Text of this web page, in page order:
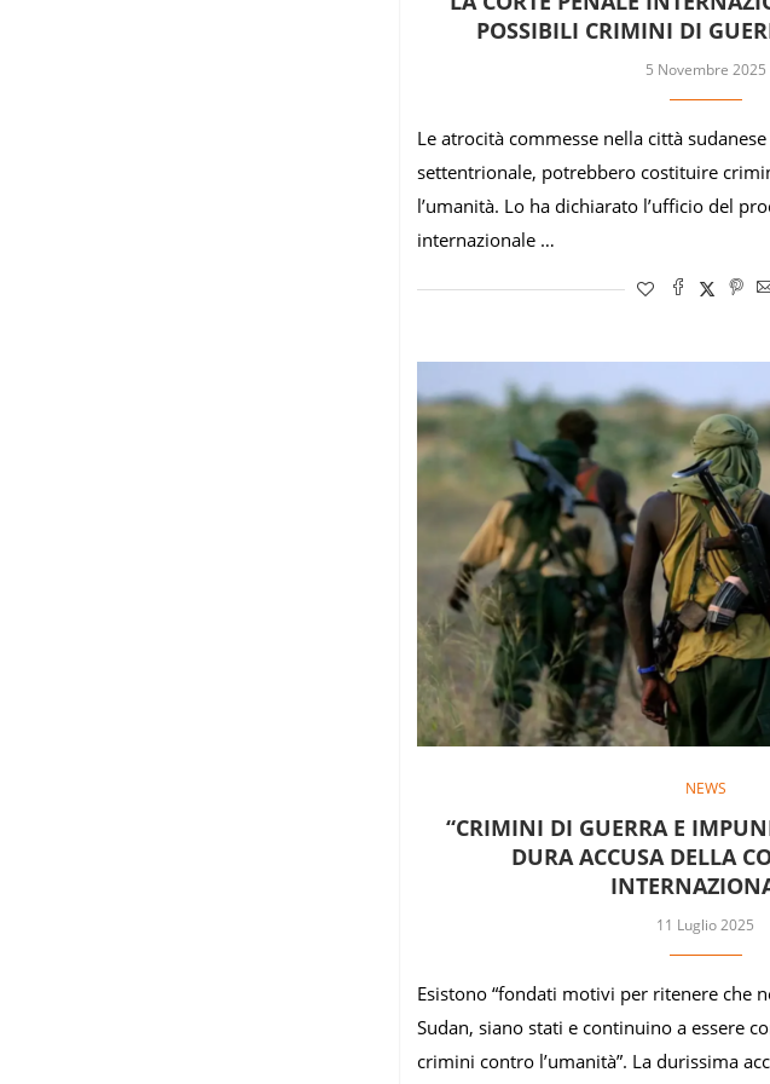
POSSIBILI CRIMINI DI
5 Novembre 2025
Le atrocità commesse nella città
settentrionale, potrebbero costituire
l’umanità. Lo ha dichiarato l’ufficio del
internazionale …
NEWS
“CRIMINI DI GUERRA E
DURA ACCUSA DELLA
11 Luglio 2025
Esistono “fondati motivi per ritenere che
Sudan, siano stati e continuino a essere
crimini contro l’umanità”. La durissima